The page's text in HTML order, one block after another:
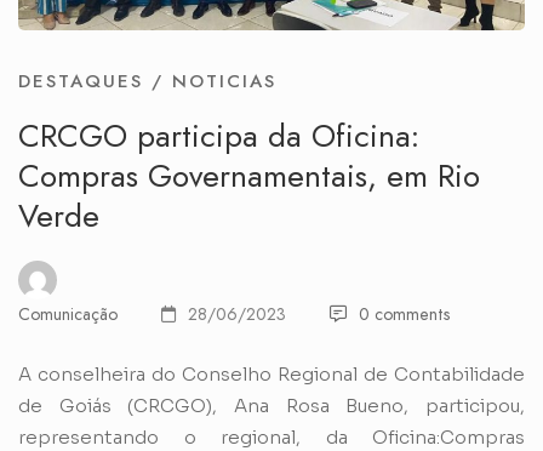
DESTAQUES / NOTICIAS
CRCGO participa da Oficina:
Compras Governamentais, em Rio
Verde
Comunicação 28/06/2023 0 comments
A conselheira do Conselho Regional de Contabilidade
de Goiás (CRCGO), Ana Rosa Bueno, participou,
representando o regional, da Oficina:Compras